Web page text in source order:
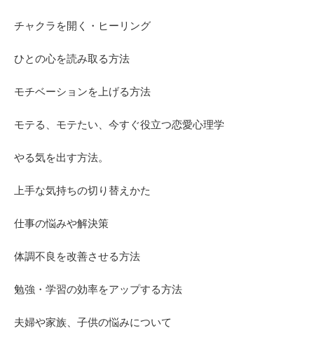
チャクラを開く・ヒーリング
ひとの心を読み取る方法
モチベーションを上げる方法
モテる、モテたい、今すぐ役立つ恋愛心理学
やる気を出す方法。
上手な気持ちの切り替えかた
仕事の悩みや解決策
体調不良を改善させる方法
勉強・学習の効率をアップする方法
夫婦や家族、子供の悩みについて